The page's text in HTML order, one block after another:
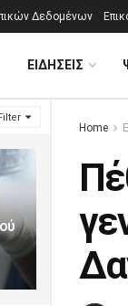
Δεδομένων
ΕΙΔΗΣΕΙΣ
Home